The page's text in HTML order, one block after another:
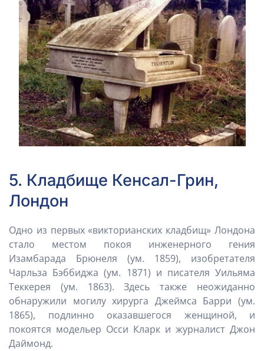
5. Кладбище Кенсал-Грин,
Лондон
Одно из первых «викторианских кладбищ» Лондона
стало местом покоя инженерного гения
Изамбарада Брюнеля (ум. 1859), изобретателя
Чарльза Бэббиджа (ум. 1871) и писателя Уильяма
Теккерея (ум. 1863). Здесь также неожиданно
обнаружили могилу хирурга Джеймса Барри (ум.
1865), подлинно оказавшегося женщиной, и
покоятся модельер Осси Кларк и журналист Джон
Даймонд.